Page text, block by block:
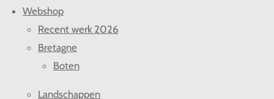
Webshop
Recent werk 2026
Bretagne
Boten
Landschappen